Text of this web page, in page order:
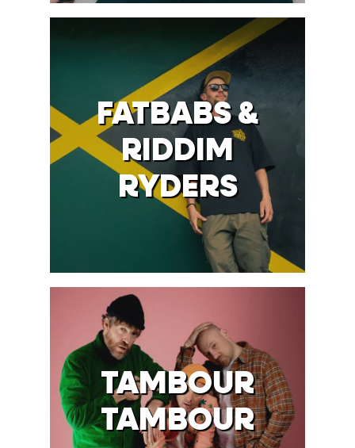
FATBABS &
RIDDIM
RYDERS
TAMBOUR
TAMBOUR